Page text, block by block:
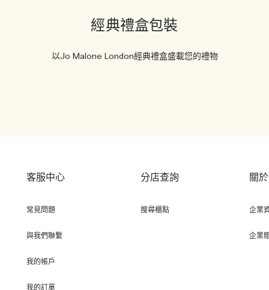
經典禮盒包裝
以Jo Malone London經典禮盒盛載您的禮物
客服中心
常見問題
與我們聯繫
我的帳戶
我的訂單
分店查詢
搜尋櫃點
關
企業
企業